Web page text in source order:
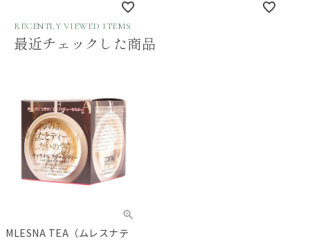
RECENTLY VIEWED ITEMS
最近チェックした商品
MLESNA TEA（ムレスナテ